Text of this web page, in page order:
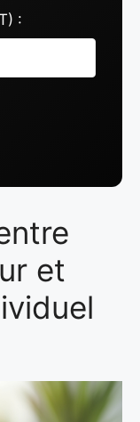
:
et